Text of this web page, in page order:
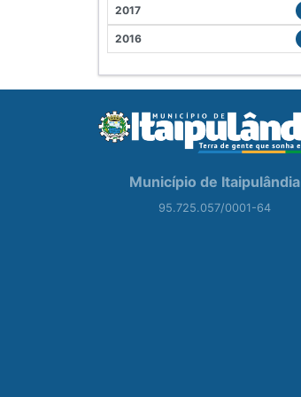
2017
2016
Município de Itaipulândia
95.725.057/0001-64